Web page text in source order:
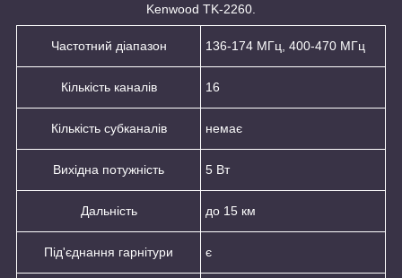
Kenwood TK-2260.
Частотний діапазон 136-174 МГц, 400-470 МГц
Кількість каналів 16
Кількість субканалів немає
Вихідна потужність 5 Вт
Дальність до 15 км
Під'єднання гарнітури є